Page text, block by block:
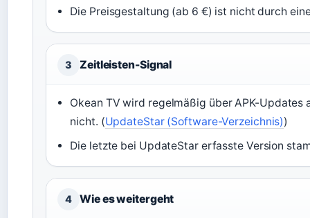
Die Preisgestaltung (ab 6 €) ist nicht durch
3 Zeitleisten-Signal
Okean TV wird regelmäßig über APK-
nicht. (UpdateStar (Software-Verzeichnis))
Die letzte bei UpdateStar erfasste Version
4 Wie es weitergeht